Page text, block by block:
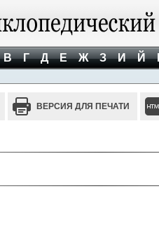
В Г Д Е Ж З И Й
ВЕРСИЯ ДЛЯ ПЕЧАТИ